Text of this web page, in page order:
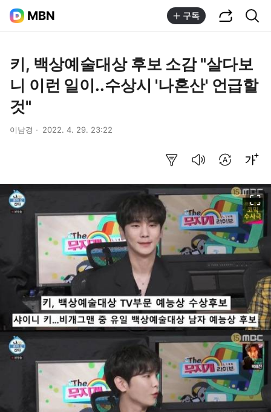
MBN 구독
키, 백상예술대상 후보 소감 "살다보
니 이런 일이..수상시 '나혼산' 언급할
것"
이남경 2022. 4. 29. 23:22